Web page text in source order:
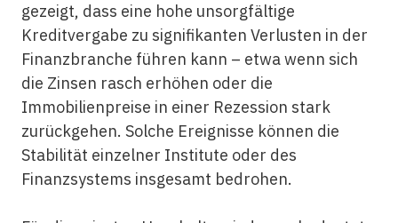
gezeigt, dass eine hohe unsorgfältige
Kreditvergabe zu signifikanten Verlusten in der
Finanzbranche führen kann – etwa wenn sich
die Zinsen rasch erhöhen oder die
Immobilienpreise in einer Rezession stark
zurückgehen. Solche Ereignisse können die
Stabilität einzelner Institute oder des
Finanzsystems insgesamt bedrohen.